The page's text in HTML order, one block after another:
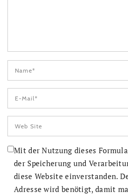
Mit der Nutzung dieses
der Speicherung und
diese Website einverstanden.
Adresse wird benötigt, damit